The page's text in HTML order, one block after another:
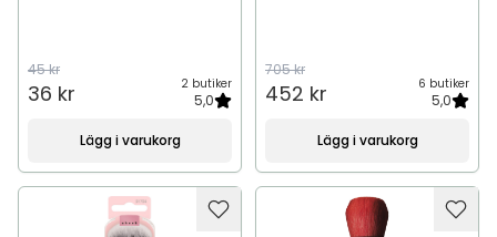
45 kr
36 kr 2 butiker
5,0
Lägg i varukorg
705 kr
452 kr 6 butiker
5,0
Lägg i varukorg